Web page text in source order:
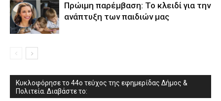
Πρώιμη παρέμβαση: Το κλειδί για την
ανάπτυξη των παιδιών µας
Κυκλοφόρησε το 44ο τεύχος της εφημερίδας Δήμος &
Πολιτεία. Διαβάστε το: